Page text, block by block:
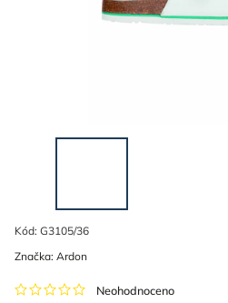
Kód: G3105/36
Neohodnoceno
Značka: Ardon